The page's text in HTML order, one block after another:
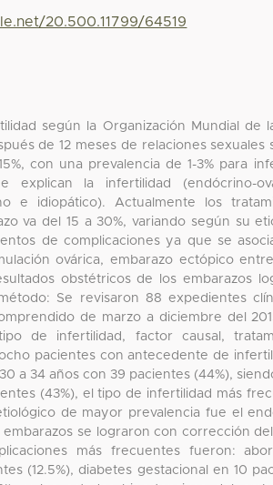
20.500.11799/64519
según la Organización Mundial de
de 12 meses de relaciones
con una prevalencia de 1-3% para
explican la infertilidad (endócrino-
e idiopático). Actualmente los
va del 15 a 30%, variando según su
de complicaciones ya que se
ovárica, embarazo ectópico
obstétricos de los embarazos
Se revisaron 88 expedientes
de marzo a diciembre del
de infertilidad, factor causal,
pacientes con antecedente de
a 34 años con 39 pacientes (44%),
(43%), el tipo de infertilidad más
de mayor prevalencia fue el
embarazos se lograron con corrección
más frecuentes fueron:
(12.5%), diabetes gestacional en 10